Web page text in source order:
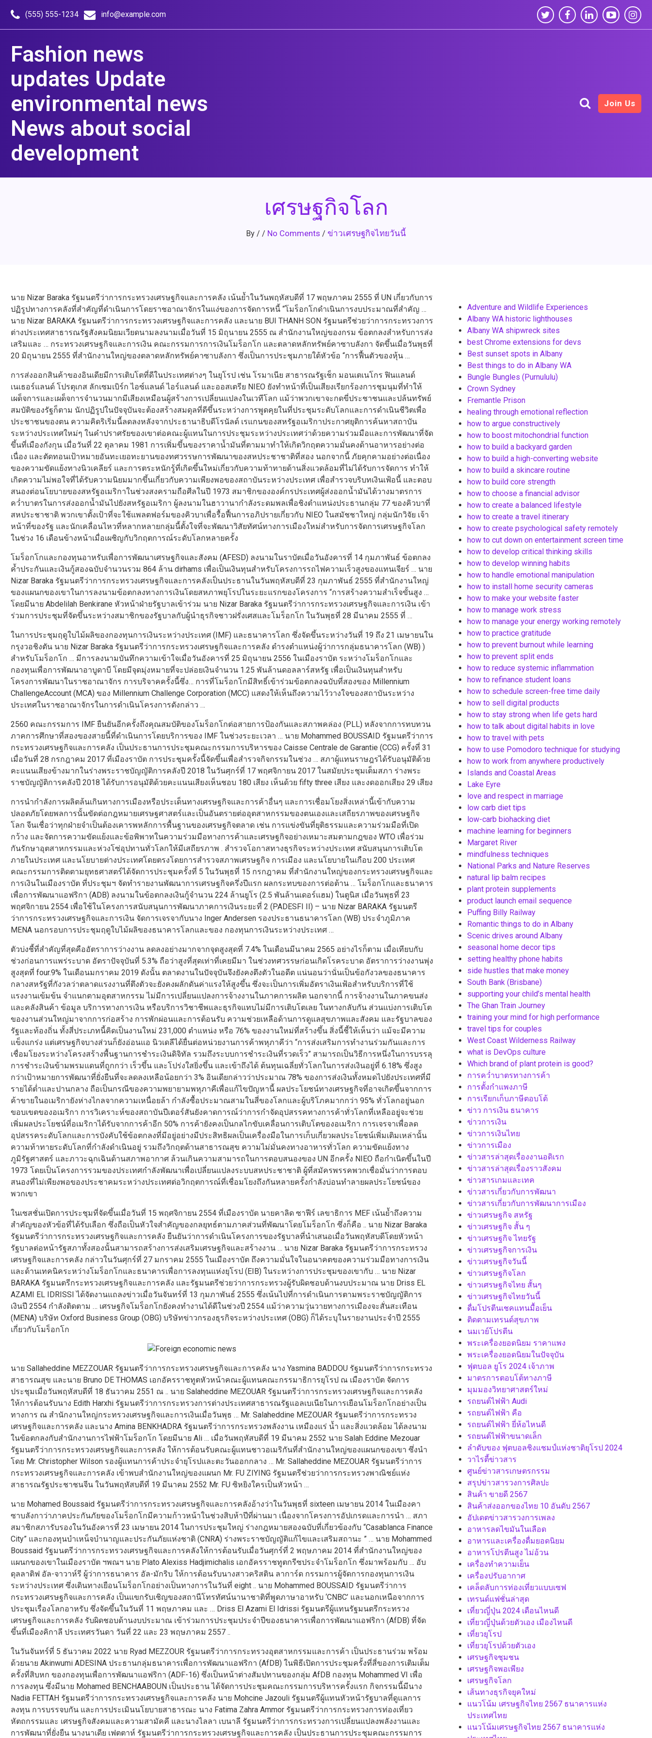
content
(555) 555-1234 info@example.com
Fashion news
updates Update
environmental news
News about social
development
Join Us
เศรษฐกิจโลก
By / / No Comments / ข่าวเศรษฐกิจไทยวันนี้
นาย Nizar Baraka รัฐมนตรีว่าการกระทรวงเศรษฐกิจและการคลัง เน้นย้ำในวันพฤหัสบดีที่ 17 พฤษภาคม 2555 ที่ UN เกี่ยวกับการ
ปฏิรูปทางการคลังที่สำคัญที่ดำเนินการโดยราชอาณาจักรในแง่ของการจัดการหนี้ “โมร็อกโกดำเนินการงบประมาณที่สำคัญ …
นาย Nizar BARAKA รัฐมนตรีว่าการกระทรวงเศรษฐกิจและการคลัง และนาย BUI THANH SON รัฐมนตรีช่วยว่าการกระทรวงการ
ต่างประเทศสาธารณรัฐสังคมนิยมเวียดนามลงนามเมื่อวันที่ 15 มิถุนายน 2555 ณ สำนักงานใหญ่ของกรม ข้อตกลงสำหรับการส่ง
เสริมและ … กระทรวงเศรษฐกิจและการเงิน คณะกรรมการการเงินโมร็อกโก และตลาดหลักทรัพย์คาซาบลังกา จัดขึ้นเมื่อวันพุธที่
20 มิถุนายน 2555 ที่สำนักงานใหญ่ของตลาดหลักทรัพย์คาซาบลังกา ซึ่งเป็นการประชุมภายใต้หัวข้อ “การฟื้นตัวของหุ้น …
การส่งออกสินค้าของอินเดียมีการเติบโตที่ดีในประเทศต่างๆ ในยุโรป เช่น โรมาเนีย สาธารณรัฐเช็ก มอนเตเนโกร ฟินแลนด์
เนเธอร์แลนด์ โปรตุเกส ลักเซมเบิร์ก ไอซ์แลนด์ ไอร์แลนด์ และออสเตรีย NIEO ยังทำหน้าที่เป็นเสียงเรียกร้องการชุมนุมที่ทำให้
เผด็จการและเผด็จการจำนวนมากมีเสียงเหมือนผู้สร้างการเปลี่ยนแปลงในเวทีโลก แม้ว่าพวกเขาจะกดขี่ประชาชนและปล้นทรัพย์
สมบัติของรัฐก็ตาม นักปฏิรูปในปัจจุบันจะต้องสร้างสมดุลที่ดีขึ้นระหว่างการพูดคุยในที่ประชุมระดับโลกและการดำเนินชีวิตเพื่อ
ประชาชนของตน ความคิดริเริ่มนี้ลดลงหลังจากประธานาธิบดีโรนัลด์ เรแกนของสหรัฐอเมริกาประกาศยุติการค้นหาสถาบัน
ระหว่างประเทศใหม่ๆ ในคำปราศรัยของเขาต่อคณะผู้แทนในการประชุมระหว่างประเทศว่าด้วยความร่วมมือและการพัฒนาที่จัด
ขึ้นที่เมืองกังกุน เมื่อวันที่ 22 ตุลาคม 1981 การเพิ่มขึ้นของราคาน้ำมันที่ตามมาทำให้เกิดวิกฤตความมั่นคงด้านอาหารอย่างต่อ
เนื่อง และตัดทอนเป้าหมายอันทะเยอทะยานของทศวรรษการพัฒนาของสหประชาชาติที่สอง นอกจากนี้ ภัยคุกคามอย่างต่อเนื่อง
ของความขัดแย้งทางนิวเคลียร์ และการตระหนักรู้ที่เกิดขึ้นใหม่เกี่ยวกับความท้าทายด้านสิ่งแวดล้อมที่ไม่ได้รับการจัดการ ทำให้
เกิดความไม่พอใจที่ได้รับความนิยมมากขึ้นเกี่ยวกับความเพียงพอของสถาบันระหว่างประเทศ เพื่อสำรวจบริบทเงินเฟ้อนี้ และตอบ
สนองต่อนโยบายของสหรัฐอเมริกาในช่วงสงครามถือศีลในปี 1973 สมาชิกขององค์กรประเทศผู้ส่งออกน้ำมันได้วางมาตรการ
คว่ำบาตรในการส่งออกน้ำมันไปยังสหรัฐอเมริกา ผู้ลงนามในฮาวานากำลังระดมพลเพื่อชิงตำแหน่งประธานกลุ่ม 77 ของคิวบาที่
สหประชาชาติ พวกเขาตั้งเป้าที่จะใช้แพลตฟอร์มของคิวบาเพื่อรื้อฟื้นการอภิปรายเกี่ยวกับ NIEO ในสมัชชาใหญ่ กลุ่มนักวิจัย เจ้า
หน้าที่ของรัฐ และนักเคลื่อนไหวที่หลากหลายกลุ่มนี้ตั้งใจที่จะพัฒนาวิสัยทัศน์ทางการเมืองใหม่สำหรับการจัดการเศรษฐกิจโลก
ในช่วง 16 เดือนข้างหน้าเมื่อเผชิญกับวิกฤตการณ์ระดับโลกหลายครั้ง
โมร็อกโกและกองทุนอาหรับเพื่อการพัฒนาเศรษฐกิจและสังคม (AFESD) ลงนามในราบัตเมื่อวันอังคารที่ 14 กุมภาพันธ์ ข้อตกลง
ค้ำประกันและเงินกู้สองฉบับจำนวนรวม 864 ล้าน dirhams เพื่อเป็นเงินทุนสำหรับโครงการรถไฟความเร็วสูงของแทนเจียร์ … นาย
Nizar Baraka รัฐมนตรีว่าการกระทรวงเศรษฐกิจและการคลังเป็นประธานในวันพฤหัสบดีที่ 23 กุมภาพันธ์ 2555 ที่สำนักงานใหญ่
ของแผนกของเขาในการลงนามข้อตกลงทางการเงินโดยสหภาพยุโรปในระยะแรกของโครงการ “การสร้างความสำเร็จขั้นสูง …
โดยมีนาย Abdelilah Benkirane หัวหน้าฝ่ายรัฐบาลเข้าร่วม นาย Nizar Baraka รัฐมนตรีว่าการกระทรวงเศรษฐกิจและการเงิน เข้า
ร่วมการประชุมที่จัดขึ้นระหว่างสมาชิกของรัฐบาลกับผู้นำธุรกิจชาวฝรั่งเศสและโมร็อกโก ในวันพุธที่ 28 มีนาคม 2555 ที่ …
ในการประชุมฤดูใบไม้ผลิของกองทุนการเงินระหว่างประเทศ (IMF) และธนาคารโลก ซึ่งจัดขึ้นระหว่างวันที่ 19 ถึง 21 เมษายนใน
กรุงวอชิงตัน นาย Nizar Baraka รัฐมนตรีว่าการกระทรวงเศรษฐกิจและการคลัง ดำรงตำแหน่งผู้ว่าการกลุ่มธนาคารโลก (WB) )
สำหรับโมร็อกโก … มีการลงนามบันทึกความเข้าใจเมื่อวันอังคารที่ 25 มิถุนายน 2556 ในเมืองราบัต ระหว่างโมร็อกโกและ
กองทุนเพื่อการพัฒนาอาบูดาบี โดยมีจุดมุ่งหมายที่จะปล่อยเงินจำนวน 1.25 พันล้านดอลลาร์สหรัฐ เพื่อเป็นเงินทุนสำหรับ
โครงการพัฒนาในราชอาณาจักร การบริจาคครั้งนี้ซึ่ง… การที่โมร็อกโกมีสิทธิ์เข้าร่วมข้อตกลงฉบับที่สองของ Millennium
ChallengeAccount (MCA) ของ Millennium Challenge Corporation (MCC) แสดงให้เห็นถึงความไว้วางใจของสถาบันระหว่าง
ประเทศในราชอาณาจักรในการดำเนินโครงการดังกล่าว …
2560 คณะกรรมการ IMF ยืนยันอีกครั้งถึงคุณสมบัติของโมร็อกโกต่อสายการป้องกันและสภาพคล่อง (PLL) หลังจากการทบทวน
ภาคการศึกษาที่สองของสายนี้ที่ดำเนินการโดยบริการของ IMF ในช่วงระยะเวลา … นาย Mohammed BOUSSAID รัฐมนตรีว่าการ
กระทรวงเศรษฐกิจและการคลัง เป็นประธานการประชุมคณะกรรมการบริหารของ Caisse Centrale de Garantie (CCG) ครั้งที่ 31
เมื่อวันที่ 28 กรกฎาคม 2017 ที่เมืองราบัต การประชุมครั้งนี้จัดขึ้นเพื่อสำรวจกิจกรรมในช่วง … สภาผู้แทนราษฎรได้รับอนุมัติด้วย
คะแนนเสียงข้างมากในร่างพระราชบัญญัติการคลังปี 2018 ในวันศุกร์ที่ 17 พฤศจิกายน 2017 ในสมัยประชุมเต็มสภา ร่างพระ
ราชบัญญัติการคลังปี 2018 ได้รับการอนุมัติด้วยคะแนนเสียงเห็นชอบ 180 เสียง เห็นด้วย fifty three เสียง และงดออกเสียง 29 เสียง
การนำกำลังการผลิตล้นเกินทางการเมืองหรือประเด็นทางเศรษฐกิจและการค้าอื่นๆ และการเชื่อมโยงสิ่งเหล่านี้เข้ากับความ
ปลอดภัยโดยพลการนั้นขัดต่อกฎหมายเศรษฐศาสตร์และเป็นอันตรายต่ออุตสาหกรรมของตนเองและเสถียรภาพของเศรษฐกิจ
โลก จีนเชื่อว่าทุกฝ่ายจำเป็นต้องเคารพหลักการพื้นฐานของเศรษฐกิจตลาด เช่น การแข่งขันที่ยุติธรรมและความร่วมมือที่เปิด
กว้าง และจัดการความขัดแย้งและข้อพิพาทในความร่วมมือทางการค้าและเศรษฐกิจอย่างเหมาะสมตามกฎของ WTO เพื่อร่วม
กันรักษาอุตสาหกรรมและห่วงโซ่อุปทานทั่วโลกให้มีเสถียรภาพ . สำรวจโอกาสทางธุรกิจระหว่างประเทศ สนับสนุนการเติบโต
ภายในประเทศ และนโยบายต่างประเทศโดยตรงโดยการสำรวจสภาพเศรษฐกิจ การเมือง และนโยบายในเกือบ 200 ประเทศ
คณะกรรมการติดตามยุทธศาสตร์ได้จัดการประชุมครั้งที่ 5 ในวันพุธที่ 15 กรกฎาคม ที่สำนักงานใหญ่ของกระทรวงเศรษฐกิจและ
การเงินในเมืองราบัต ที่ประชุมฯ จัดทำรายงานพัฒนาการเศรษฐกิจครึ่งปีแรก ผลกระทบของการต่อต้าน … โมร็อกโกและธนาคาร
เพื่อการพัฒนาแอฟริกา (ADB) ลงนามในข้อตกลงเงินกู้จำนวน 224 ล้านยูโร (2.5 พันล้านเดอร์แฮม) ในตูนิส เมื่อวันพุธที่ 23
พฤศจิกายน 2554 เพื่อใช้ในโครงการสนับสนุนการพัฒนาภาคการเงินระยะที่ 2 (PADESFI II) – นาย Nizar BARAKA รัฐมนตรี
ว่าการกระทรวงเศรษฐกิจและการเงิน จัดการเจรจากับนาง Inger Andersen รองประธานธนาคารโลก (WB) ประจำภูมิภาค
MENA นอกรอบการประชุมฤดูใบไม้ผลิของธนาคารโลกและของ กองทุนการเงินระหว่างประเทศ …
ตัวบ่งชี้ที่สำคัญที่สุดคืออัตราการว่างงาน ลดลงอย่างมากจากจุดสูงสุดที่ 7.4% ในเดือนมีนาคม 2565 อย่างไรก็ตาม เมื่อเทียบกับ
ช่วงก่อนการแพร่ระบาด อัตราปัจจุบันที่ 5.3% ถือว่าสูงที่สุดเท่าที่เคยมีมา ในช่วงทศวรรษก่อนเกิดโรคระบาด อัตราการว่างงานพุ่ง
สูงสุดที่ four.9% ในเดือนมกราคม 2019 ดังนั้น ตลาดงานในปัจจุบันจึงยังคงตึงตัวในอดีต แน่นอนว่านั่นเป็นข้อกังวลของธนาคาร
กลางสหรัฐที่กังวลว่าตลาดแรงงานที่ตึงตัวจะยังคงผลักดันค่าแรงให้สูงขึ้น ซึ่งจะเป็นการเพิ่มอัตราเงินเฟ้อสำหรับบริการที่ใช้
แรงงานเข้มข้น จำแนกตามอุตสาหกรรม ไม่มีการเปลี่ยนแปลงการจ้างงานในภาคการผลิต นอกจากนี้ การจ้างงานในภาคขนส่ง
และคลังสินค้า ข้อมูล บริการทางการเงิน หรือบริการวิชาชีพและธุรกิจแทบไม่มีการเติบโตเลย ในทางกลับกัน ส่วนแบ่งการเติบโต
ของงานส่วนใหญ่มาจากการก่อสร้าง การพักผ่อนและการต้อนรับ ความช่วยเหลือด้านการดูแลสุขภาพและสังคม และรัฐบาลของ
รัฐและท้องถิ่น ทั้งสี่ประเภทนี้คิดเป็นงานใหม่ 231,000 ตำแหน่ง หรือ 76% ของงานใหม่ที่สร้างขึ้น สิ่งนี้ชี้ให้เห็นว่า แม้จะมีความ
แข็งแกร่ง แต่เศรษฐกิจบางส่วนก็ยังอ่อนแอ นิวเดลีได้ยื่นต่อหน่วยงานการค้าพหุภาคีว่า “การส่งเสริมการทำงานร่วมกันและการ
เชื่อมโยงระหว่างโครงสร้างพื้นฐานการชำระเงินดิจิทัล รวมถึงระบบการชำระเงินที่รวดเร็ว” สามารถเป็นวิธีการหนึ่งในการบรรลุ
การชำระเงินข้ามพรมแดนที่ถูกกว่า เร็วขึ้น และโปร่งใสยิ่งขึ้น และเข้าถึงได้ ต้นทุนเฉลี่ยทั่วโลกในการส่งเงินอยู่ที่ 6.18% ซึ่งสูง
กว่าเป้าหมายการพัฒนาที่ยั่งยืนที่จะลดลงเหลือน้อยกว่า 3% อินเดียกล่าวว่าประมาณ 78% ของการส่งเงินทั้งหมดไปยังประเทศที่มี
รายได้ต่ำและปานกลาง ถือเป็นกรณีของความพยายามพหุภาคีเพื่อแก้ไขปัญหานี้ ผลประโยชน์ทางเศรษฐกิจที่อาจเกิดขึ้นจากการ
ค้าขายในอเมริกายังห่างไกลจากความเหนื่อยล้า กำลังซื้อประมาณสามในสี่ของโลกและผู้บริโภคมากกว่า 95% ทั่วโลกอยู่นอก
ขอบเขตของอเมริกา การวิเคราะห์ของสถาบันปีเตอร์สันยังคาดการณ์ว่าการกำจัดอุปสรรคทางการค้าทั่วโลกที่เหลืออยู่จะช่วย
เพิ่มผลประโยชน์ที่อเมริกาได้รับจากการค้าอีก 50% การค้ายังคงเป็นกลไกขับเคลื่อนการเติบโตของอเมริกา การเจรจาเพื่อลด
อุปสรรคระดับโลกและการบังคับใช้ข้อตกลงที่มีอยู่อย่างมีประสิทธิผลเป็นเครื่องมือในการเก็บเกี่ยวผลประโยชน์เพิ่มเติมเหล่านั้น
ความท้าทายระดับโลกที่กำลังดำเนินอยู่ รวมถึงวิกฤตด้านสาธารณสุข ความไม่มั่นคงทางอาหารทั่วโลก ความขัดแย้งทาง
ภูมิรัฐศาสตร์ และภาวะฉุกเฉินด้านสภาพอากาศ ล้วนเกินความสามารถในการตอบสนองของ UN อีกครั้ง NIEO ถือกำเนิดขึ้นในปี
1973 โดยเป็นโครงการรวมของประเทศกำลังพัฒนาเพื่อเปลี่ยนแปลงระบบสหประชาชาติ ผู้ที่สมัครพรรคพวกเชื่อมั่นว่าการตอบ
สนองที่ไม่เพียงพอของประชาคมระหว่างประเทศต่อวิกฤตการณ์ที่เชื่อมโยงถึงกันหลายครั้งกำลังบ่อนทำลายผลประโยชน์ของ
พวกเขา
ในเซสชั่นเปิดการประชุมที่จัดขึ้นเมื่อวันที่ 15 พฤศจิกายน 2554 ที่เมืองราบัต นายคาลิด ซาฟีร์ เลขาธิการ MEF เน้นย้ำถึงความ
สำคัญของหัวข้อที่ได้รับเลือก ซึ่งถือเป็นหัวใจสำคัญของกลยุทธ์ตามภาคส่วนที่พัฒนาโดยโมร็อกโก ซึ่งก็คือ .. นาย Nizar Baraka
รัฐมนตรีว่าการกระทรวงเศรษฐกิจและการคลัง ยืนยันว่าการดำเนินโครงการของรัฐบาลที่นำเสนอเมื่อวันพฤหัสบดีโดยหัวหน้า
รัฐบาลต่อหน้ารัฐสภาทั้งสองนั้นสามารถสร้างการส่งเสริมเศรษฐกิจและสร้างงาน … นาย Nizar Baraka รัฐมนตรีว่าการกระทรวง
เศรษฐกิจและการคลัง กล่าวในวันศุกร์ที่ 27 มกราคม 2555 ในเมืองราบัต ถึงความมั่นใจในอนาคตของความร่วมมือทางการเงิน
และด้านเทคนิคระหว่างโมร็อกโกและธนาคารเพื่อการลงทุนแห่งยุโรป (EIB) ในระหว่างการประชุมของเขากับ … นาย Nizar
BARAKA รัฐมนตรีกระทรวงเศรษฐกิจและการคลัง และรัฐมนตรีช่วยว่าการกระทรวงผู้รับผิดชอบด้านงบประมาณ นาย Driss EL
AZAMI EL IDRISSI ได้จัดงานแถลงข่าวเมื่อวันจันทร์ที่ 13 กุมภาพันธ์ 2555 ซึ่งเน้นไปที่การดำเนินการตามพระราชบัญญัติการ
เงินปี 2554 กำลังติดตาม … เศรษฐกิจโมร็อกโกยังคงทำงานได้ดีในช่วงปี 2554 แม้ว่าความวุ่นวายทางการเมืองจะสั่นสะเทือน
(MENA) บริษัท Oxford Business Group (OBG) บริษัทข่าวกรองธุรกิจระหว่างประเทศ (OBG) ก็ได้ระบุในรายงานประจำปี 2555
เกี่ยวกับโมร็อกโก
นาย Sallaheddine MEZZOUAR รัฐมนตรีว่าการกระทรวงเศรษฐกิจและการคลัง นาง Yasmina BADDOU รัฐมนตรีว่าการกระทรวง
สาธารณสุข และนาย Bruno DE THOMAS เอกอัครราชทูตหัวหน้าคณะผู้แทนคณะกรรมาธิการยุโรป ณ เมืองราบัต จัดการ
ประชุมเมื่อวันพฤหัสบดีที่ 18 ธันวาคม 2551 ณ .. นาย Salaheddine MEZOUAR รัฐมนตรีว่าการกระทรวงเศรษฐกิจและการคลัง
ให้การต้อนรับนาง Edith Harxhi รัฐมนตรีว่าการกระทรวงการต่างประเทศสาธารณรัฐแอลเบเนียในการเยือนโมร็อกโกอย่างเป็น
ทางการ ณ สำนักงานใหญ่กระทรวงเศรษฐกิจและการเงินเมื่อวันพุธ … Mr. Salaheddine MEZOUAR รัฐมนตรีว่าการกระทรวง
เศรษฐกิจและการคลัง และนาง Amina BENKHADRA รัฐมนตรีว่าการกระทรวงพลังงาน เหมืองแร่ น้ำ และสิ่งแวดล้อม ได้ลงนาม
ในข้อตกลงกับสำนักงานการไฟฟ้าโมร็อกโก โดยมีนาย Ali … เมื่อวันพฤหัสบดีที่ 19 มีนาคม 2552 นาย Salah Eddine Mezouar
รัฐมนตรีว่าการกระทรวงเศรษฐกิจและการคลัง ให้การต้อนรับคณะผู้แทนชาวอเมริกันที่สำนักงานใหญ่ของแผนกของเขา ซึ่งนำ
โดย Mr. Christopher Wilson รองผู้แทนการค้าประจำยุโรปและตะวันออกกลาง … Mr. Sallaheddine MEZOUAR รัฐมนตรีว่าการ
กระทรวงเศรษฐกิจและการคลัง เข้าพบสำนักงานใหญ่ของแผนก Mr. FU ZIYING รัฐมนตรีช่วยว่าการกระทรวงพาณิชย์แห่ง
สาธารณรัฐประชาชนจีน ในวันพฤหัสบดีที่ 19 มีนาคม 2552 Mr. FU ซิหยิงใครเป็นหัวหน้า …
นาย Mohamed Boussaid รัฐมนตรีว่าการกระทรวงเศรษฐกิจและการคลังอ้างว่าในวันพุธที่ sixteen เมษายน 2014 ในเมืองคา
ซาบลังกาว่าภาคประกันภัยของโมร็อกโกมีความก้าวหน้าในช่วงสิบห้าปีที่ผ่านมา เนื่องจากโครงการอัปเกรดและการนำ … สภา
สมาชิกสภารับรองในวันอังคารที่ 23 เมษายน 2014 ในการประชุมใหญ่ ร่างกฎหมายสองฉบับที่เกี่ยวข้องกับ “Casablanca Finance
City” และกองทุนบำเหน็จบำนาญและประกันภัยแห่งชาติ (CNRA) ร่างพระราชบัญญัติแก้ไขและเสริมสถานะ ” … นาย Mohammed
Boussaid รัฐมนตรีว่าการกระทรวงเศรษฐกิจและการคลังให้การต้อนรับเมื่อวันศุกร์ที่ 2 พฤษภาคม 2014 ที่สำนักงานใหญ่ของ
แผนกของเขาในเมืองราบัต ฯพณฯ นาย Plato Alexiss Hadjimichalis เอกอัครราชทูตกรีซประจำโมร็อกโก ซึ่งมาพร้อมกับ … อับ
ดุลลาติฟ อัล-จาวาห์รี ผู้ว่าการธนาคาร อัล-มักริบ ให้การต้อนรับนางสาวคริสติน ลาการ์ด กรรมการผู้จัดการกองทุนการเงิน
ระหว่างประเทศ ซึ่งเดินทางเยือนโมร็อกโกอย่างเป็นทางการในวันที่ eight .. นาย Mohammed BOUSSAID รัฐมนตรีว่าการ
กระทรวงเศรษฐกิจและการคลัง เป็นแขกรับเชิญของสถานีโทรทัศน์นานาชาติที่พูดภาษาอาหรับ ‘CNBC’ และนอกเหนือจากการ
ประชุมเรื่องโลกอาหรับ ซึ่งจัดขึ้นในวันที่ 11 พฤษภาคม และ … Driss El Azami El Idrissi รัฐมนตรีผู้แทนรัฐมนตรีกระทรวง
เศรษฐกิจและการคลัง รับผิดชอบด้านงบประมาณ เข้าร่วมการประชุมประจำปีของธนาคารเพื่อการพัฒนาแอฟริกา (AfDB) ที่จัด
ขึ้นที่เมืองคิกาลี ประเทศรวันดา วันที่ 22 และ 23 พฤษภาคม 2557 ..
ในวันจันทร์ที่ 5 ธันวาคม 2022 นาย Ryad MEZZOUR รัฐมนตรีว่าการกระทรวงอุตสาหกรรมและการค้า เป็นประธานร่วม พร้อม
ด้วยนาย Akinwumi ADESINA ประธานกลุ่มธนาคารเพื่อการพัฒนาแอฟริกา (AfDB) ในพิธีเปิดการประชุมครั้งที่สี่ของการเติมเต็ม
ครั้งที่สิบหก ของกองทุนเพื่อการพัฒนาแอฟริกา (ADF-16) ซึ่งเป็นหน้าต่างสัมปทานของกลุ่ม AfDB กองทุน Mohammed VI เพื่อ
การลงทุน ซึ่งมีนาย Mohamed BENCHAABOUN เป็นประธาน ได้จัดการประชุมคณะกรรมการบริหารครั้งแรก กิจกรรมนี้มีนาง
Nadia FETTAH รัฐมนตรีว่าการกระทรวงเศรษฐกิจและการคลัง นาย Mohcine Jazouli รัฐมนตรีผู้แทนหัวหน้ารัฐบาลที่ดูแลการ
ลงทุน การบรรจบกัน และการประเมินนโยบายสาธารณะ นาง Fatima Zahra Ammor รัฐมนตรีว่าการกระทรวงการท่องเที่ยว
หัตถกรรมและ เศรษฐกิจสังคมและความสามัคคี และนางไลลา เบนาลี รัฐมนตรีว่าการกระทรวงการเปลี่ยนแปลงพลังงานและ
การพัฒนาที่ยั่งยืน นางนาเดีย เฟตตาห์ รัฐมนตรีว่าการกระทรวงเศรษฐกิจและการคลัง เป็นประธานการประชุมคณะกรรมการ
Adventure and Wildlife Experiences
Albany WA historic lighthouses
Albany WA shipwreck sites
best Chrome extensions for devs
Best sunset spots in Albany
Best things to do in Albany WA
Bungle Bungles (Purnululu)
Crown Sydney
Fremantle Prison
healing through emotional reflection
how to argue constructively
how to boost mitochondrial function
how to build a backyard garden
how to build a high-converting website
how to build a skincare routine
how to build core strength
how to choose a financial advisor
how to create a balanced lifestyle
how to create a travel itinerary
how to create psychological safety remotely
how to cut down on entertainment screen time
how to develop critical thinking skills
how to develop winning habits
how to handle emotional manipulation
how to install home security cameras
how to make your website faster
how to manage work stress
how to manage your energy working remotely
how to practice gratitude
how to prevent burnout while learning
how to prevent split ends
how to reduce systemic inflammation
how to refinance student loans
how to schedule screen-free time daily
how to sell digital products
how to stay strong when life gets hard
how to talk about digital habits in love
how to travel with pets
how to use Pomodoro technique for studying
how to work from anywhere productively
Islands and Coastal Areas
Lake Eyre
love and respect in marriage
low carb diet tips
low-carb biohacking diet
machine learning for beginners
Margaret River
mindfulness techniques
National Parks and Nature Reserves
natural lip balm recipes
plant protein supplements
product launch email sequence
Puffing Billy Railway
Romantic things to do in Albany
Scenic drives around Albany
seasonal home decor tips
setting healthy phone habits
side hustles that make money
South Bank (Brisbane)
supporting your child’s mental health
The Ghan Train Journey
training your mind for high performance
travel tips for couples
West Coast Wilderness Railway
what is DevOps culture
Which brand of plant protein is good?
การคว่ำบาตรทางการค้า
การตั้งกำแพงภาษี
การเรียกเก็บภาษีตอบโต้
ข่าว การเงิน ธนาคาร
ข่าวการเงิน
ข่าวการเงินไทย
ข่าวการเมือง
ข่าวสารล่าสุดเรื่องงานอดิเรก
ข่าวสารล่าสุดเรื่องราวสังคม
ข่าวสารเกมและเทค
ข่าวสารเกี่ยวกับการพัฒนา
ข่าวสารเกี่ยวกับการพัฒนาการเมือง
ข่าวเศรษฐกิจ สหรัฐ
ข่าวเศรษฐกิจ สั้น ๆ
ข่าวเศรษฐกิจ ไทยรัฐ
ข่าวเศรษฐกิจการเงิน
ข่าวเศรษฐกิจวันนี้
ข่าวเศรษฐกิจโลก
ข่าวเศรษฐกิจไทย สั้นๆ
ข่าวเศรษฐกิจไทยวันนี้
ดื่มโปรตีนเชคแทนมื้อเย็น
ติดตามเทรนด์สุขภาพ
นมเวย์โปรตีน
พระเครื่องยอดนิยม ราคาแพง
พระเครื่องยอดนิยมในปัจจุบัน
ฟุตบอล ยูโร 2024 เจ้าภาพ
มาตรการตอบโต้ทางภาษี
มุมมองวิทยาศาสตร์ใหม่
รถยนต์ไฟฟ้า Audi
รถยนต์ไฟฟ้า คือ
รถยนต์ไฟฟ้า ยี่ห้อไหนดี
รถยนต์ไฟฟ้าขนาดเล็ก
ลำดับของ ฟุตบอลชิงแชมป์แห่งชาติยุโรป 2024
วาไรตี้ข่าวสาร
ศูนย์ข่าวสารเกษตรกรรม
สรุปข่าวสารวงการศิลปะ
สินค้า ขายดี 2567
สินค้าส่งออกของไทย 10 อันดับ 2567
อัปเดตข่าวสารวงการเพลง
อาหารลดไขมันในเลือด
อาหารและเครื่องดื่มยอดนิยม
อาหารโปรตีนสูง ไม่อ้วน
เครื่องทำความเย็น
เครื่องปรับอากาศ
เคล็ดลับการท่องเที่ยวแบบเซฟ
เทรนด์แฟชั่นล่าสุด
เที่ยวญี่ปุ่น 2024 เดือนไหนดี
เที่ยวญี่ปุ่นด้วยตัวเอง เมืองไหนดี
เที่ยวยุโรป
เที่ยวยุโรปด้วยตัวเอง
เศรษฐกิจชุมชน
เศรษฐกิจพอเพียง
เศรษฐกิจโลก
เส้นทางธุรกิจยุคใหม่
แนวโน้ม เศรษฐกิจไทย 2567 ธนาคารแห่ง
ประเทศไทย
แนวโน้มเศรษฐกิจไทย 2567 ธนาคารแห่ง